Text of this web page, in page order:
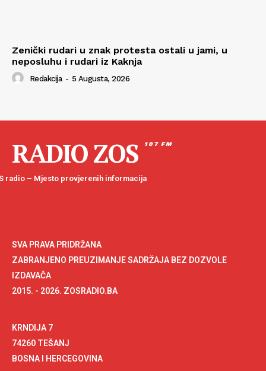
Zenički rudari u znak protesta ostali u jami, u
neposluhu i rudari iz Kaknja
Redakcija - 5 Augusta, 2026
RADIO ZOS 107 FM
radio – Mjesto provjerenih informacija
SVA PRAVA PRIDRŽANA
ZABRANJENO PREUZIMANJE SADRŽAJA BEZ DOZVOLE
IZDAVAČA
2015. - 2026. ZOSRADIO.BA
KRNDIJA 7
74260 TEŠANJ
BOSNA I HERCEGOVINA